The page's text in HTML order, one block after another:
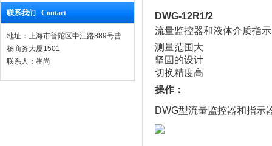
联系我们 Contact
地址：上海市普陀区中江路889号曹
杨商务大厦1501
联系人：崔尚
DWG-12R1/2
流量监控器和液体介质指
测量范围大
坚固的设计
切换精度高
操作：
DWG型流量监控器和指示